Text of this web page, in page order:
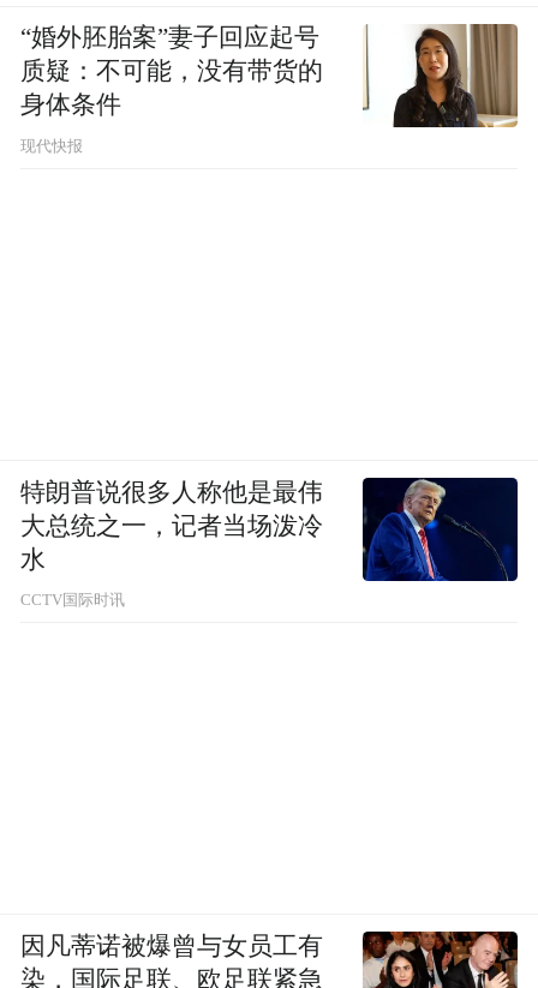
“婚外胚胎案”妻子回应起号
质疑：不可能，没有带货的
身体条件
现代快报
特朗普说很多人称他是最伟
大总统之一，记者当场泼冷
水
CCTV国际时讯
因凡蒂诺被爆曾与女员工有
染，国际足联、欧足联紧急